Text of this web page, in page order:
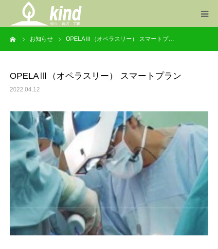
お知らせ OPELAⅢ（オペラスリー） スマートプ…
OPELAⅢ（オペラスリー） スマートプラン
2022.04.12
事業案内
会社概要
お問い合わせ